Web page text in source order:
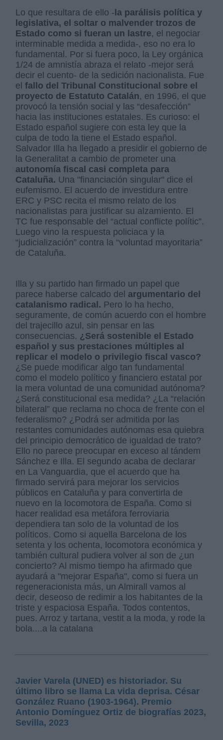
Lo que resultara de ello - la parálisis política y
legislativa, el soltar o malvender trozos de
Estado como si fueran un lastre, el negociar
interminable medida a medida-, eso no era lo
fundamental. Por si fuera poco, la Ley orgánica
1/24 de amnistía abraza el relato -mejor será
decir el cuento- de la sedición nacionalista. Fue
elfallo del Tribunal Constitucional sobre el
proyecto de Estatuto Catalán, en 1996, el que
provocó la tensión social y las “desafección”
hacia las instituciones estatales. Es curioso: el
Estado español sugiere con esta ley que la
culpa de todo la tiene el Estado español.
Salvador Illa ha llegado a presidir el gobierno de
la Generalitat a cambio de prometer una
autonomía fiscal casi completa para
Cataluña. Una "financiación singular" dice el
eufemismo. El acuerdo de investidura entre
ERC y PSC recita el mismo relato de los
nacionalistas para justificar su alzamiento. El
TC fue responsable del “actual conflicte polític”.
Luego vino la respuesta policiaca y la
“judicialización” contra la “voluntad mayoritaria”
de Cataluña.
Illa y su partido han firmado un papel que
parece haberse calcado del argumentario del
catalanismo radical. Pero lo ha hecho,
seguramente, de común acuerdo con el hombre
del trajecillo azul, sin pensar en las
consecuencias. ¿Será sostenible el Estado
español y sus prestaciones múltiples al
replicar el modelo o privilegio fiscal vasco?
¿Se puede modificar algo tan fundamental
como el modelo político y financiero estatal por
la mera voluntad de una comunidad autónoma?
¿Será constitucional esa medida? ¿La “relación
bilateral” que reclama no choca de frente con el
federalismo? ¿Podrá ser admitida por las
restantes comunidades autónomas esa quiebra
del principio democrático de igualdad de trato?
Ello no parece preocupar en exceso al tándem
Sánchez e Illa. El segundo acaba de declarar
en La Vanguardia, que el acuerdo que ha
firmado servirá para mejorar los servicios
públicos en Cataluña y para convertirla de
nuevo en la locomotora de España. Como si
hacer realidad esa metáfora ferroviaria
dependiera tan solo de la voluntad de los
políticos. Como si aquella Barcelona de los
setenta y los ochenta, locomotora económica y
también cultural pudiera volver al son de ¿un
concierto? Al mismo tiempo ha afirmado que
ayudará a "mejorar España", como si fuera un
regeneracionista más, un Almirall vamos al
decir, deseoso de redimir a los habitantes de la
triste y espaciosa España. Todos contentos,
pues. Arroz y tartana, vestit a la moda, y rode la
bola....a la catalana
Javier Varela (UNED) es historiador. Su
último libro se llama La vida deprisa. César
González Ruano (1903-1964). Premio
Antonio Domínguez Ortiz de biografías 2023,
Sevilla, 2023